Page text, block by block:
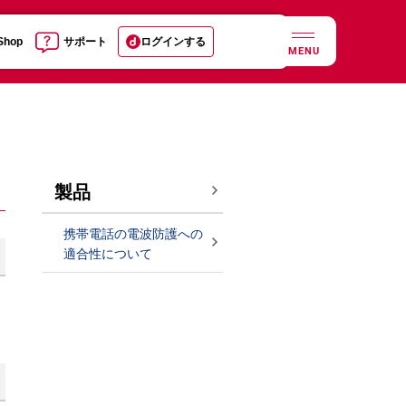
サポート ログインする
MENU
製品
携帯電話の電波防護への
適合性について